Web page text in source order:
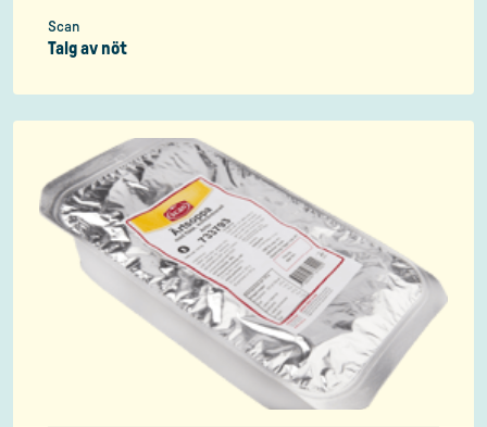
Scan
Talg av nöt